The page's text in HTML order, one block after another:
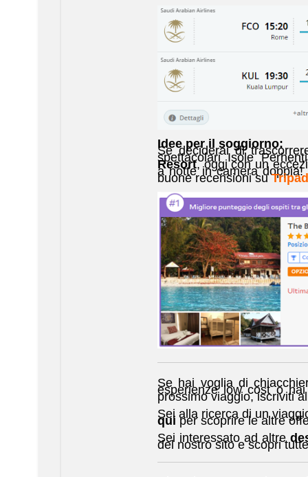
Idee per il soggiorno:
Se deciderai di
spettacolari Isole
Resort, oggi con un
a notte in camera
buone recensioni su
Se hai voglia di
esperienze low cost o
prossimo viaggio, iscriviti
Sei alla ricerca di un
qui per scoprire le altre
Sei interessato ad altre
del nostro sito e scopri